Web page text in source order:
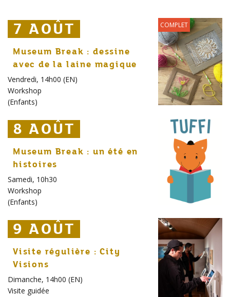
7 AOÛT
7 AOÛT
7 AOÛT COMPLET
Museum Break : dessine
avec de la laine magique
Vendredi, 14h00 (EN)
Workshop
(Enfants)
8 AOÛT
8 AOÛT
8 AOÛT
Museum Break : un été en
histoires
Samedi, 10h30
Workshop
(Enfants)
9 AOÛT
9 AOÛT
9 AOÛT
Visite régulière : City
Visions
Dimanche, 14h00 (EN)
Visite guidée